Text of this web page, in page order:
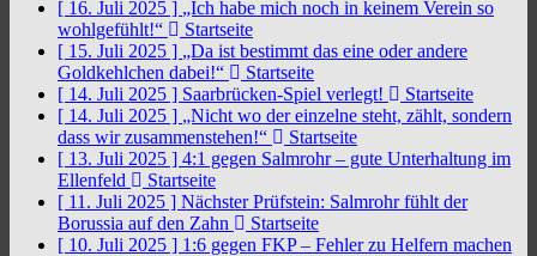
[ 16. Juli 2025 ] „Ich habe mich noch in keinem Verein so
wohlgefühlt!“
Startseite
[ 15. Juli 2025 ] „Da ist bestimmt das eine oder andere
Goldkehlchen dabei!“
Startseite
[ 14. Juli 2025 ] Saarbrücken-Spiel verlegt!
Startseite
[ 14. Juli 2025 ] „Nicht wo der einzelne steht, zählt, sondern
dass wir zusammenstehen!“
Startseite
[ 13. Juli 2025 ] 4:1 gegen Salmrohr – gute Unterhaltung im
Ellenfeld
Startseite
[ 11. Juli 2025 ] Nächster Prüfstein: Salmrohr fühlt der
Borussia auf den Zahn
Startseite
[ 10. Juli 2025 ] 1:6 gegen FKP – Fehler zu Helfern machen